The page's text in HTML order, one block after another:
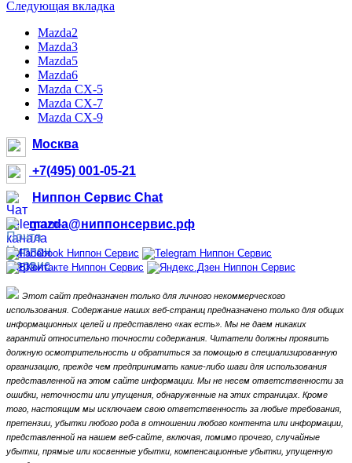
Следующая вкладка
Mazda2
Mazda3
Mazda5
Mazda6
Mazda CX-5
Mazda CX-7
Mazda CX-9
Москва
+7(495) 001-05-21
Ниппон Сервис Chat
mazda@ниппонсервис.рф
Этот сайт предназначен только для личного некоммерческого
использования. Содержание наших веб-страниц предназначено только для общих
информационных целей и представлено «как есть». Мы не даем никаких
гарантий относительно точности содержания. Читатели должны проявить
должную осмотрительность и обратиться за помощью в специализированную
организацию, прежде чем предпринимать какие-либо шаги для использования
представленной на этом сайте информации. Мы не несем ответственности за
ошибки, неточности или упущения, обнаруженные на этих страницах. Кроме
того, настоящим мы исключаем свою ответственность за любые требования,
претензии, убытки любого рода в отношении любого контента или информации,
представленной на нашем веб-сайте, включая, помимо прочего, случайные
убытки, прямые или косвенные убытки, компенсационные убытки, упущенную